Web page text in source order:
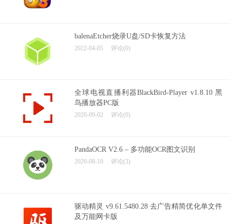
balenaEtcher烧录U盘/SD卡恢复方法
2022-04-05 评论(0)
全球电视直播利器BlackBird-Player v1.8.10 黑
鸟播放器PC版
2020-09-02 评论(0)
PandaOCR V2.6 – 多功能OCR图文识别
2020-08-10 评论(3)
驱动精灵 v9.61.5480.28 去广告精简优化单文件
及万能网卡版